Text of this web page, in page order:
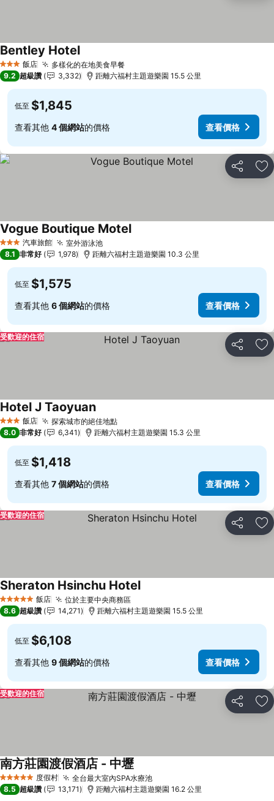
3 星級 飯店 多樣化的在地美食早餐
Bentley Hotel
9.2 超級讚 3,332 距離六福村主題遊樂園 15.5 公里
低至 $1,845
查看其他 4 個網站的價格 查看價格
分享 加
3 星級 汽車旅館 室外游泳池
Vogue Boutique Motel
8.1 非常好 1,978 距離六福村主題遊樂園 10.3 公里
低至 $1,575
查看其他 6 個網站的價格 查看價格
分享 加
受歡迎的住宿
3 星級 飯店 探索城市的絕佳地點
Hotel J Taoyuan
8.0 非常好 6,341 距離六福村主題遊樂園 15.3 公里
低至 $1,418
查看其他 7 個網站的價格 查看價格
分享 加
受歡迎的住宿
5 星級 飯店 位於主要中央商務區
Sheraton Hsinchu Hotel
8.6 超級讚 14,271 距離六福村主題遊樂園 15.5 公里
低至 $6,108
查看其他 9 個網站的價格 查看價格
分享 加
受歡迎的住宿
5 星級 度假村 全台最大室內SPA水療池
南方莊園渡假酒店 - 中壢
8.5 超級讚 13,171 距離六福村主題遊樂園 16.2 公里